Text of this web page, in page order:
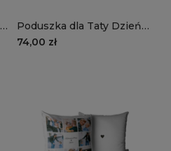
Poduszka dla Taty Dzień
Ojca DT01 | tata do zadań
74,00 zł